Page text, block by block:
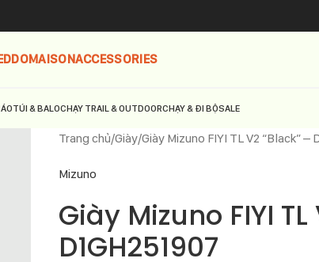
DOMAISONACCESSORIES
TÚI & BALOCHẠY TRAIL & OUTDOORCHẠY & ĐI BỘSALE
Trang chủ Giày Giày Mizuno FIYI TL V2 “Black” –
Mizuno
Giày Mizuno FIYI
D1GH251907